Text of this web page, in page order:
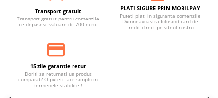
Transport gratuit
Transport gratuit pentru comenzile
ce depasesc valoare de 700 euro.
PLATI SIGURE PRIN MOBILPAY
Puteti plati in siguranta comenzile
Dumneavoastra folosind card de
credit direct pe siteul nostru
15 zile garantie retur
Doriti sa returnati un produs
cumparat? O puteti face simplu in
termenele stabilite !